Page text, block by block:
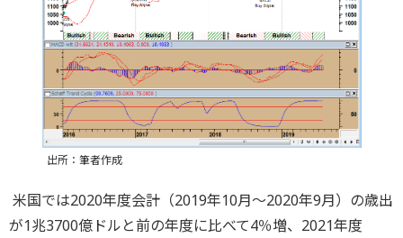
出所：筆者作成
米国では2020年度会計（2019年10月〜2020年9月）の歳出
が1兆3700億ドルと前の年度に比べて4％増、2021年度